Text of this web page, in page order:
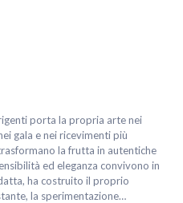
porta la propria arte nei
gala e nei ricevimenti più
la frutta in autentiche
ed eleganza convivono in
ha costruito il proprio
la sperimentazione…